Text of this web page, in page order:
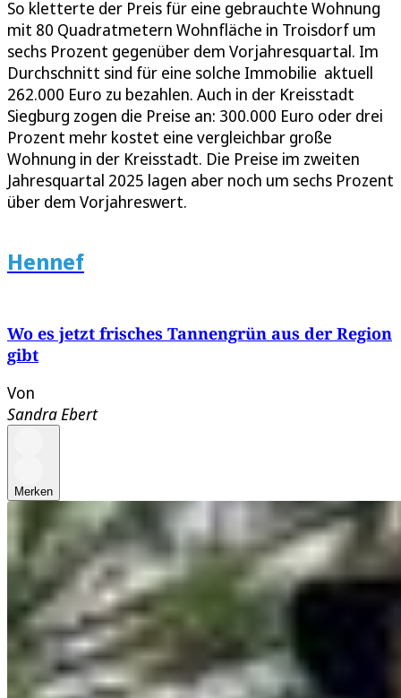
So kletterte der Preis für eine gebrauchte Wohnung
mit 80 Quadratmetern Wohnfläche in Troisdorf um
sechs Prozent gegenüber dem Vorjahresquartal. Im
Durchschnitt sind für eine solche Immobilie aktuell
262.000 Euro zu bezahlen. Auch in der Kreisstadt
Siegburg zogen die Preise an: 300.000 Euro oder drei
Prozent mehr kostet eine vergleichbar große
Wohnung in der Kreisstadt. Die Preise im zweiten
Jahresquartal 2025 lagen aber noch um sechs Prozent
über dem Vorjahreswert.
Hennef
Wo es jetzt frisches Tannengrün aus der Region
gibt
Von
Sandra Ebert
Merken